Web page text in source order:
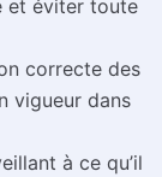
et éviter toute
correcte des
vigueur dans
à ce qu’il